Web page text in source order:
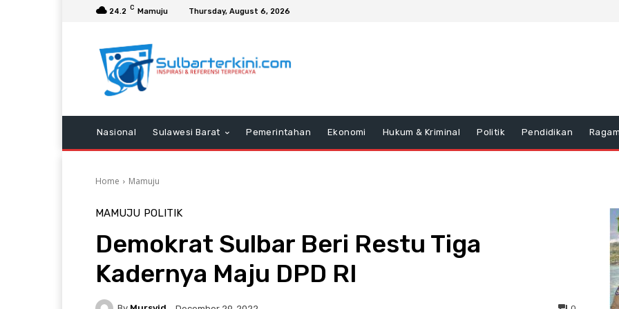
24.2 C Mamuju Thursday, August 6, 2026
Nasional Sulawesi Barat Pemerintahan Ekonomi Hukum & Kriminal Politik Pendidikan
Home Mamuju
MAMUJU POLITIK
Demokrat Sulbar Beri Restu Tiga
Kadernya Maju DPD RI